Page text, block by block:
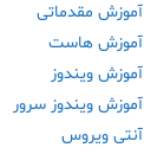
آموزش مقدماتی
آموزش هاست
آموزش ویندوز
آموزش ویندوز سرور
آنتی ویروس